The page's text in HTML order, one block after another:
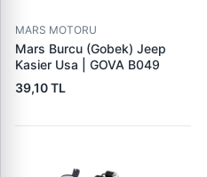
MARS MOTORU
Mars Burcu (Gobek) Jeep
Kasier Usa | GOVA B049
39,10 TL